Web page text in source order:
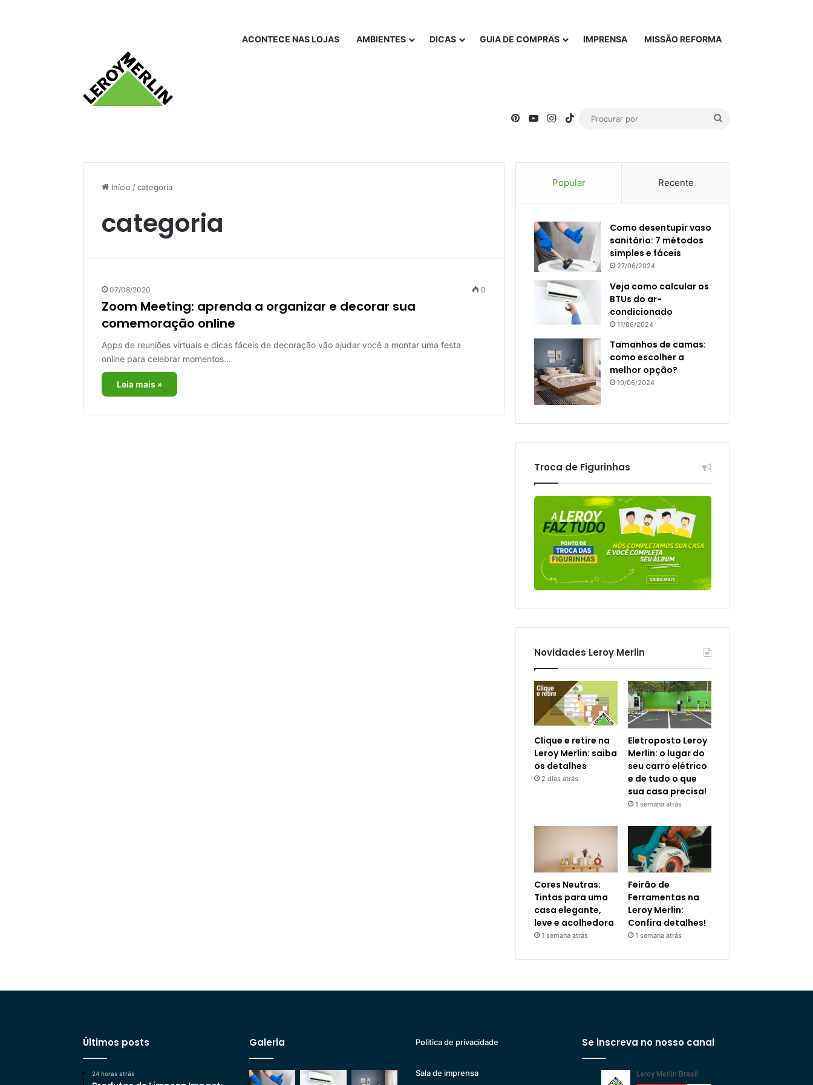
ACONTECE NAS LOJAS AMBIENTES DICAS GUIA DE COMPRAS IMPRENSA MISSÃO REFORMA
PinterestYouTubeInstagram
TikTok
Início /categoria
categoria
07/08/2020 0
Zoom Meeting: aprenda a organizar e decorar sua
comemoração online
Apps de reuniões virtuais e dicas fáceis de decoração vão ajudar você a montar uma festa
online para celebrar momentos…
Leia mais »
Popular Recente
Como desentupir vaso
sanitário: 7 métodos
simples e fáceis
27/06/2024
Veja como calcular os
BTUs do ar-
condicionado
11/06/2024
Tamanhos de camas:
como escolher a
melhor opção?
19/06/2024
Troca de Figurinhas
Novidades Leroy Merlin
Clique e retire na
Leroy Merlin: saiba
os detalhes
2 dias atrás
Eletroposto Leroy
Merlin: o lugar do
seu carro elétrico
e de tudo o que
sua casa precisa!
1 semana atrás
Cores Neutras:
Tintas para uma
casa elegante,
leve e acolhedora
1 semana atrás
Feirão de
Ferramentas na
Leroy Merlin:
Confira detalhes!
1 semana atrás
Últimos posts
24 horas atrás
Galeria Politica de privacidade
Sala de imprensa
Se inscreva no nosso canal